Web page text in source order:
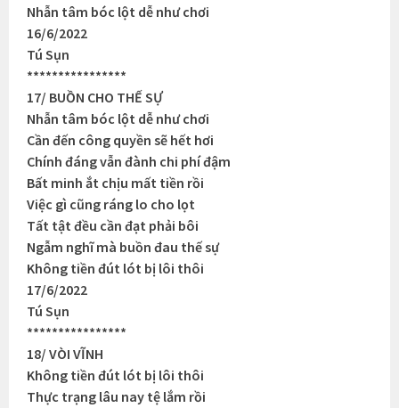
Nhẫn tâm bóc lột dễ như chơi
16/6/2022
Tú Sụn
****************
17/ BUỒN CHO THẾ SỰ
Nhẫn tâm bóc lột dễ như chơi
Cần đến công quyền sẽ hết hơi
Chính đáng vẫn đành chi phí đậm
Bất minh ắt chịu mất tiền rồi
Việc gì cũng ráng lo cho lọt
Tất tật đều cần đạt phải bôi
Ngẫm nghĩ mà buồn đau thế sự
Không tiền đút lót bị lôi thôi
17/6/2022
Tú Sụn
****************
18/ VÒI VĨNH
Không tiền đút lót bị lôi thôi
Thực trạng lâu nay tệ lắm rồi